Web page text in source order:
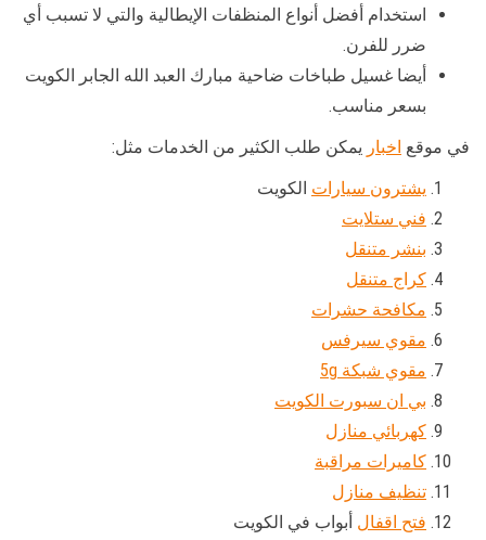
استخدام أفضل أنواع المنظفات الإيطالية والتي لا تسبب أي
ضرر للفرن.
أيضا غسيل طباخات ضاحية مبارك العبد الله الجابر الكويت
بسعر مناسب.
في موقع اخبار يمكن طلب الكثير من الخدمات مثل:
يشترون سيارات الكويت
فني ستلايت
بنشر متنقل
كراج متنقل
مكافحة حشرات
مقوي سيرفس
مقوي شبكة 5g
بي ان سبورت الكويت
كهربائي منازل
كاميرات مراقبة
تنظيف منازل
فتح اقفال أبواب في الكويت